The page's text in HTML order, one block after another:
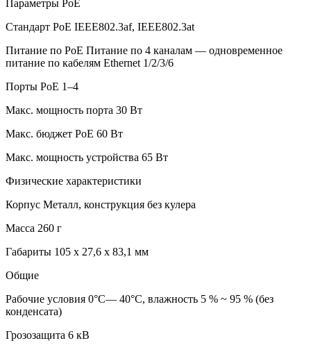
Параметры PoE
Стандарт PoE IEEE802.3af, IEEE802.3at
Питание по PoE Питание по 4 каналам — одновременное
питание по кабелям Ethernet 1/2/3/6
Порты PoE 1–4
Макс. мощность порта 30 Вт
Макс. бюджет PoE 60 Вт
Макс. мощность устройства 65 Вт
Физические характеристики
Корпус Металл, конструкция без кулера
Масса 260 г
Габариты 105 х 27,6 х 83,1 мм
Общие
Рабочие условия 0°C— 40°C, влажность 5 % ~ 95 % (без
конденсата)
Грозозащита 6 кВ